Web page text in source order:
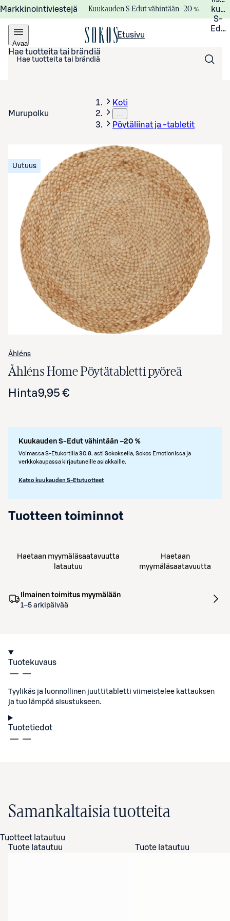
Markkinointiviestejä Kuukauden S-Edut vähintään –20 %
S-
Avaa
valikko
Etusivu
Hae tuotteita tai brändiä
Murupolku
Koti
…
Pöytäliinat ja -tabletit
Avaa tuotekuva suurennettuna
Uutuus
Åhléns
Åhléns Home Pöytätabletti pyöreä
Hinta9,95 €
Kuukauden S-Edut vähintään –20 %
Voimassa S-Etukortilla 30.8. asti Sokoksella, Sokos Emotionissa ja
verkkokaupassa kirjautuneille asiakkaille.
Katso kuukauden S-Etutuotteet
Tuotteen toiminnot
Haetaan myymäläsaatavuutta
latautuu
Haetaan
myymäläsaatavuutta
Ilmainen toimitus myymälään
1–5 arkipäivää
Tuotekuvaus
Tyylikäs ja luonnollinen juuttitabletti viimeistelee kattauksen
ja tuo lämpöä sisustukseen.
Tuotetiedot
Samankaltaisia tuotteita
Tuotteet latautuu
Tuote latautuu
Tuote latautuu